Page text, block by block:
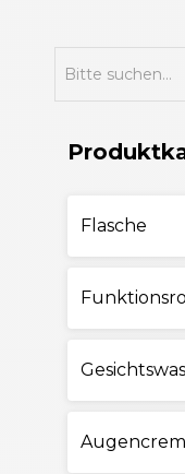
Flasche